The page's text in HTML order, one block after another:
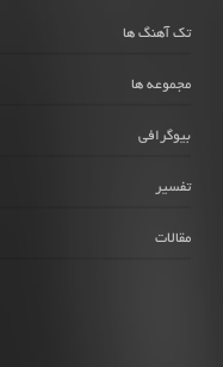
تک آهنگ ها
مجموعه ها
بیوگرافی
تفسیر
مقالات